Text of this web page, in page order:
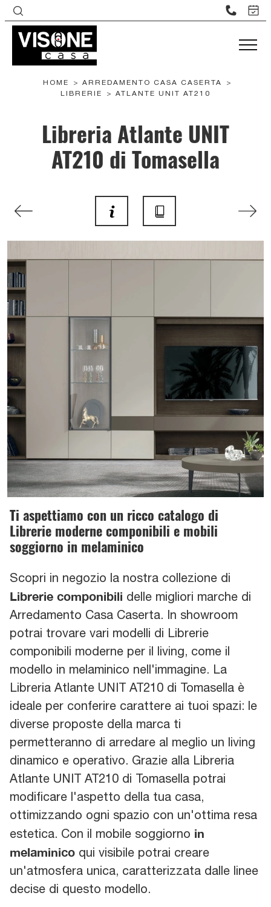
HOME > ARREDAMENTO CASA CASERTA
>
LIBRERIE
> ATLANTE UNIT AT210
Libreria Atlante UNIT
AT210 di Tomasella
Ti aspettiamo con un ricco catalogo di
Librerie moderne componibili e mobili
soggiorno in melaminico
Scopri in negozio la nostra collezione di
Librerie componibili delle migliori marche di
Arredamento Casa Caserta. In showroom
potrai trovare vari modelli di Librerie
componibili moderne per il living, come il
modello in melaminico nell'immagine. La
Libreria Atlante UNIT AT210 di Tomasella è
ideale per conferire carattere ai tuoi spazi: le
diverse proposte della marca ti
permetteranno di arredare al meglio un living
dinamico e operativo. Grazie alla Libreria
Atlante UNIT AT210 di Tomasella potrai
modificare l'aspetto della tua casa,
ottimizzando ogni spazio con un'ottima resa
estetica. Con il mobile soggiorno in
melaminico qui visibile potrai creare
un'atmosfera unica, caratterizzata dalle linee
decise di questo modello.